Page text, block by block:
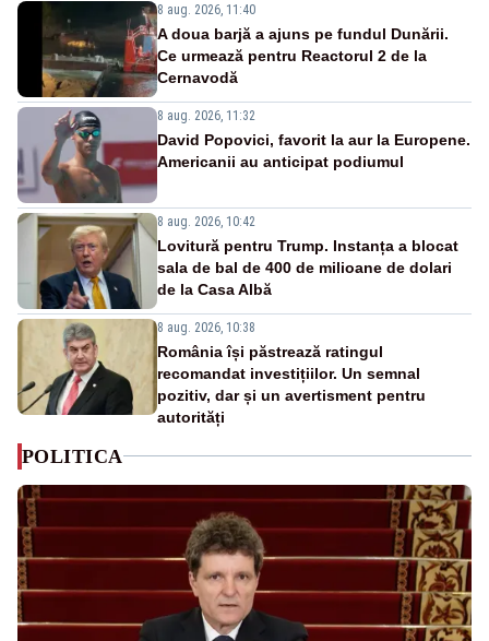
8 aug. 2026, 11:40
A doua barjă a ajuns pe fundul Dunării.
Ce urmează pentru Reactorul 2 de la
Cernavodă
8 aug. 2026, 11:32
David Popovici, favorit la aur la Europene.
Americanii au anticipat podiumul
8 aug. 2026, 10:42
Lovitură pentru Trump. Instanța a blocat
sala de bal de 400 de milioane de dolari
de la Casa Albă
8 aug. 2026, 10:38
România își păstrează ratingul
recomandat investițiilor. Un semnal
pozitiv, dar și un avertisment pentru
autorități
POLITICA